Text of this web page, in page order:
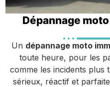
Dépannage
Un dépannage moto
toute heure, pour les
comme les incidents plus
sérieux, réactif et